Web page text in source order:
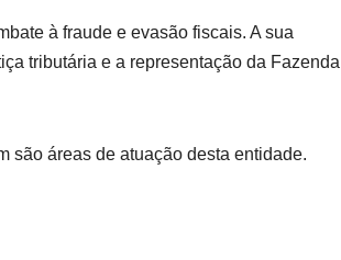
à fraude e evasão fiscais. A sua
tributária e a representação da Fazenda
são áreas de atuação desta entidade.